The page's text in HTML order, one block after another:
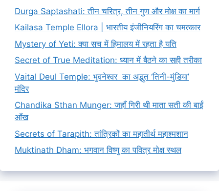
Durga Saptashati: तीन चरित्र, तीन गुण और मोक्ष का मार्ग
Kailasa Temple Ellora | भारतीय इंजीनियरिंग का चमत्कार
Mystery of Yeti: क्या सच में हिमालय में रहता है यति
Secret of True Meditation: ध्यान में बैठने का सही तरीका
Vaital Deul Temple: भुवनेश्वर का अद्भुत ‘तिनी-मुंडिया’
मंदिर
Chandika Sthan Munger: जहाँ गिरी थी माता सती की बाईं
आँख
Secrets of Tarapith: तांत्रिकों का महातीर्थ महाश्मशान
Muktinath Dham: भगवान विष्णु का पवित्र मोक्ष स्थल